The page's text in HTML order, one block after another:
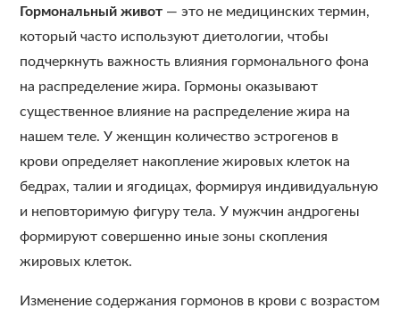
Гормональный живот — это не медицинских термин,
который часто используют диетологии, чтобы
подчеркнуть важность влияния гормонального фона
на распределение жира. Гормоны оказывают
существенное влияние на распределение жира на
нашем теле. У женщин количество эстрогенов в
крови определяет накопление жировых клеток на
бедрах, талии и ягодицах, формируя индивидуальную
и неповторимую фигуру тела. У мужчин андрогены
формируют совершенно иные зоны скопления
жировых клеток.
Изменение содержания гормонов в крови с возрастом